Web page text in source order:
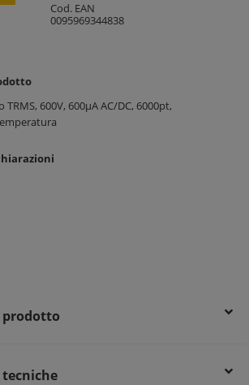
Cod. EAN
0095969344838
600V, 600µA AC/DC, 6000pt,
prodotto